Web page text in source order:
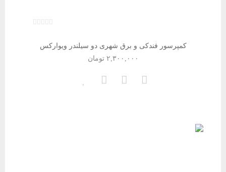
کمپرسور فندکی و برق شهری دو سیلندر ویوارکس
تومان۲,۳۰۰,۰۰۰